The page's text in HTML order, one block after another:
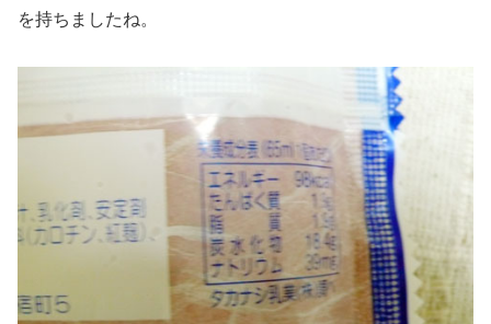
を持ちましたね。